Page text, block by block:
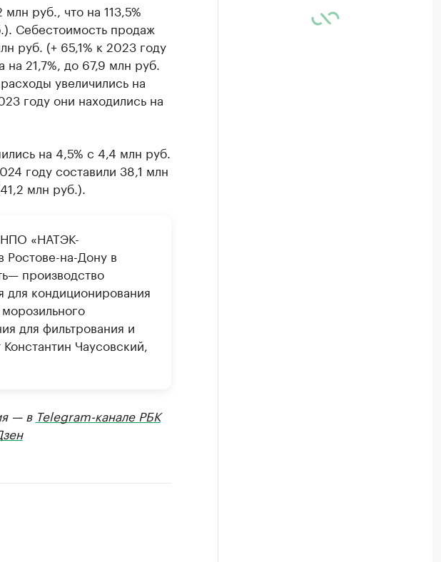
руб., что на 113,5%
Себестоимость продаж
руб. (+ 65,1% к 2023 году
21,7%, до 67,9 млн руб.
увеличились на
году они находились на
на 4,5% с 4,4 млн руб.
году составили 38,1 млн
млн руб.).
«НАТЭК-
на-Дону в
производство
для кондиционирования
для фильтрования и
Чаусовский,
— в Telegram-канале РБК